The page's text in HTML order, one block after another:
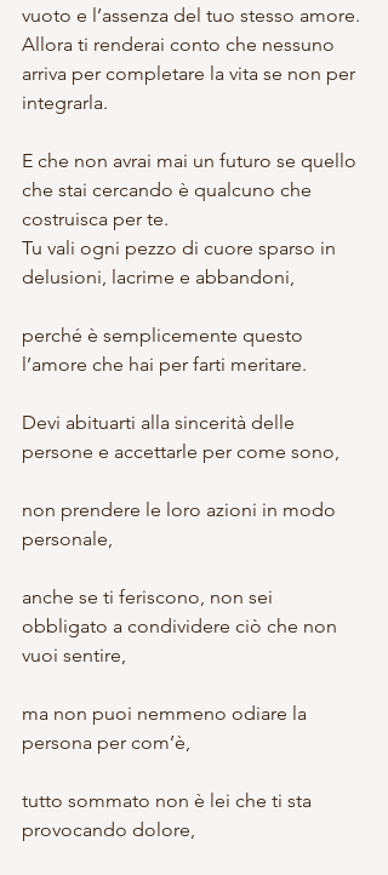
vuoto e l’assenza del tuo stesso amore.
Allora ti renderai conto che nessuno
arriva per completare la vita se non per
integrarla.
E che non avrai mai un futuro se quello
che stai cercando è qualcuno che
costruisca per te.
Tu vali ogni pezzo di cuore sparso in
delusioni, lacrime e abbandoni,
perché è semplicemente questo
l’amore che hai per farti meritare.
Devi abituarti alla sincerità delle
persone e accettarle per come sono,
non prendere le loro azioni in modo
personale,
anche se ti feriscono, non sei
obbligato a condividere ciò che non
vuoi sentire,
ma non puoi nemmeno odiare la
persona per com’è,
tutto sommato non è lei che ti sta
provocando dolore,